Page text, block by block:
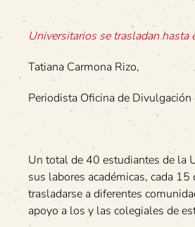
Universitarios se trasladan
Tatiana Carmona Rizo,
Periodista Oficina de Divulgación
Un total de 40 estudiantes de la
sus labores académicas, cada
trasladarse a diferentes
apoyo a los y las colegiales de